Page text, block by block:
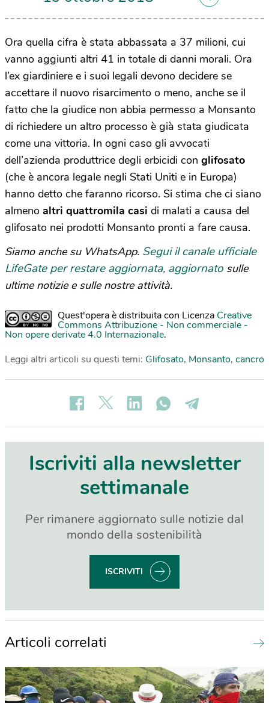
Ora quella cifra è stata abbassata a 37 milioni, cui
vanno aggiunti altri 41 in totale di danni morali. Ora
l’ex giardiniere e i suoi legali devono decidere se
accettare il nuovo risarcimento o meno, anche se il
fatto che la giudice non abbia permesso a Monsanto
di richiedere un altro processo è già stata giudicata
come una vittoria. In ogni caso gli avvocati
dell’azienda produttrice degli erbicidi con glifosato
(che è ancora legale negli Stati Uniti e in Europa)
hanno detto che faranno ricorso. Si stima che ci siano
almeno altri quattromila casi di malati a causa del
glifosato nei prodotti Monsanto pronti a fare causa.
Siamo anche su WhatsApp. Segui il canale ufficiale
LifeGate per restare aggiornata, aggiornato sulle
ultime notizie e sulle nostre attività.
Quest'opera è distribuita con Licenza Creative
Commons Attribuzione - Non commerciale -
Non opere derivate 4.0 Internazionale.
Leggi altri articoli su questi temi: Glifosato, Monsanto, cancro
Iscriviti alla newsletter
settimanale
Per rimanere aggiornato sulle notizie dal
mondo della sostenibilità
ISCRIVITI
Articoli correlati